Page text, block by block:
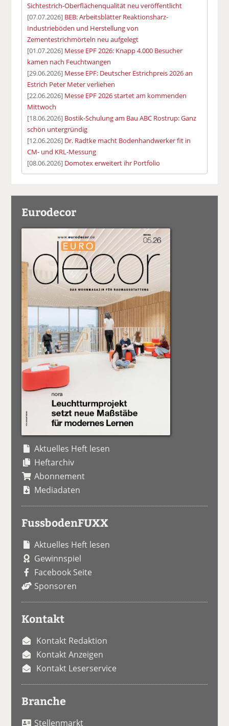
Sichtestrich-Oberflächenqualität neu veröffentlicht
[07.07.2026] BEB: Arbeitsblätter Reaktionsharz-
Industrieböden und Herstellung von
Zementestrichmörteln neu aufgelegt
[01.07.2026] Messe EPF 2026: Knapp 4.000 Besucher
kamen nach Feuchtwangen
[29.06.2026] Messe EPF: Deutscher Estrichpreis 2026 an
Estrich Peter Meter verliehen
[22.06.2026] Messe EPF 2026 startet am kommenden
Mittwoch
[18.06.2026] Bostik-Schulung am Bau ABC Rostrup: Ganz
schön untergründig
[12.06.2026] Dr. Radtke macht Bodenhandwerker fit in
CM- und KRL-Messung
[08.06.2026] Domotex erweitert ihr Portfolio
Eurodecor
Aktuelles Heft lesen
Heftarchiv
Abonnement
Mediadaten
FussbodenFUXX
Aktuelles Heft lesen
Gewinnspiel
Facebook Seite
Sponsoren
Kontakt
Kontakt Redaktion
Kontakt Anzeigen
Kontakt Leserservice
Branche
Stellenmarkt